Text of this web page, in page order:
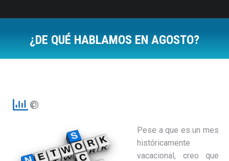
¿DE QUÉ HABLAMOS EN AGOSTO?
Pese a que es un mes
históricamente
vacacional, creo que